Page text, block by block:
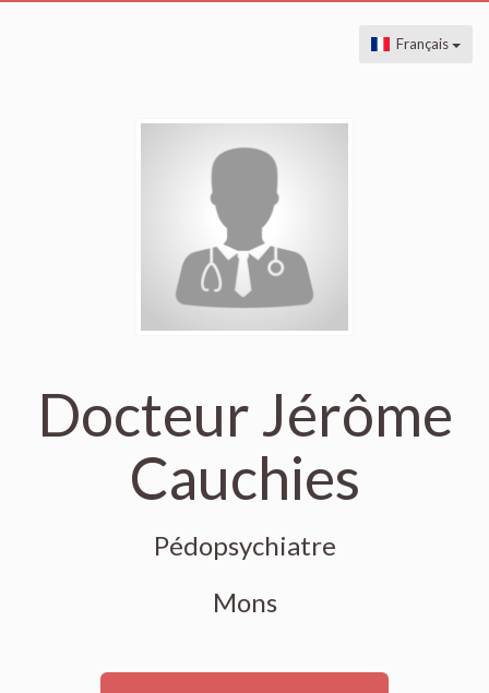
Français
Docteur Jérôme
Cauchies
Pédopsychiatre
Mons